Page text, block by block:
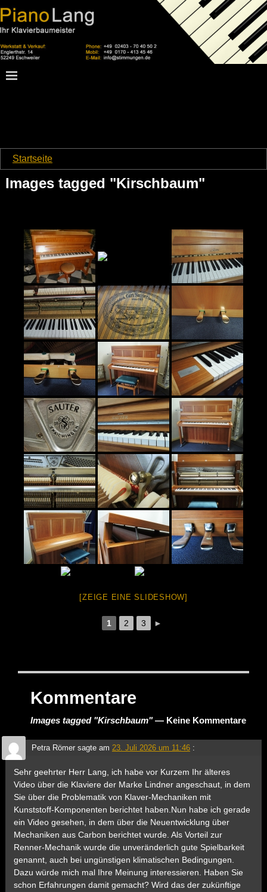
Startseite
Images tagged "Kirschbaum"
[ZEIGE EINE SLIDESHOW]
1 2 3 ►
Kommentare
Images tagged "Kirschbaum"— Keine Kommentare
Petra Römersagte am 23. Juli 2026 um 11:46 :
Sehr geehrter Herr Lang, ich habe vor Kurzem Ihr älteres
Video über die Klaviere der Marke Lindner angeschaut, in dem
Sie über die Problematik von Klaver-Mechaniken mit
Kunststoff-Komponenten berichtet haben.Nun habe ich gerade
ein Video gesehen, in dem über die Neuentwicklung über
Mechaniken aus Carbon berichtet wurde. Als Vorteil zur
Renner-Mechanik wurde die unveränderlich gute Spielbarkeit
genannt, auch bei ungünstigen klimatischen Bedingungen.
Dazu würde mich mal Ihre Meinung interessieren. Haben Sie
schon Erfahrungen damit gemacht? Wird das der zukünftige